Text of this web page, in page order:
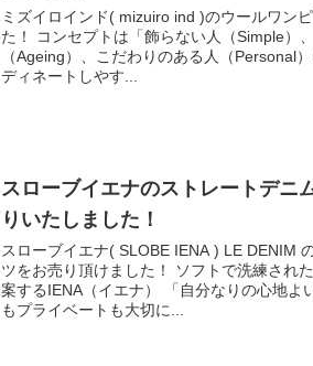
ミズイロインド( mizuiro ind )のウールワン
た！ コンセプトは「飾らない人（Simple）
（Ageing）、こだわりのある人（Personal
ディネートしやす...
スローブイエナのストレートデニ
りいたしました！
スローブイエナ( SLOBE IENA ) LE DENIM
ツをお売り頂けました！ ソフトで洗練され
案するIENA（イエナ） 「自分なりの心地よ
もプライベートも大切に...